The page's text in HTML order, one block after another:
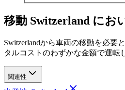
移動 Switzerland にお
Switzerlandから車両の移動を必要
タルコストのわずかな金額で運転
関連性